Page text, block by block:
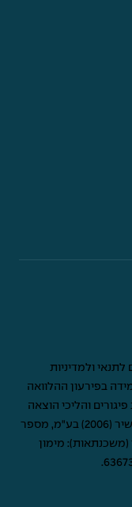
ולמדיניות
בפירעון ההלוואה
והליכי הוצאה
לפועל. הגורם המממן: מימון ישיר מקבוצת ישיר (2006) בע"מ, מספר
(משכנתאות): מימון